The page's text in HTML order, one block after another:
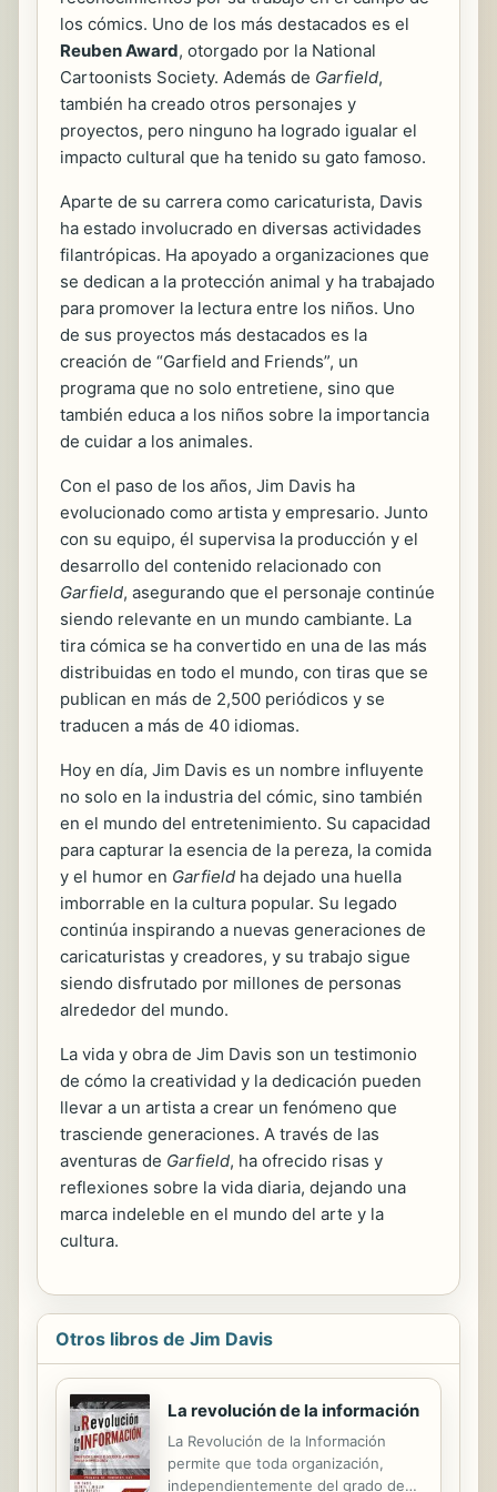
los cómics. Uno de los más destacados es el
Reuben Award, otorgado por la National
Cartoonists Society. Además de Garfield,
también ha creado otros personajes y
proyectos, pero ninguno ha logrado igualar el
impacto cultural que ha tenido su gato famoso.
Aparte de su carrera como caricaturista, Davis
ha estado involucrado en diversas actividades
filantrópicas. Ha apoyado a organizaciones que
se dedican a la protección animal y ha trabajado
para promover la lectura entre los niños. Uno
de sus proyectos más destacados es la
creación de “Garfield and Friends”, un
programa que no solo entretiene, sino que
también educa a los niños sobre la importancia
de cuidar a los animales.
Con el paso de los años, Jim Davis ha
evolucionado como artista y empresario. Junto
con su equipo, él supervisa la producción y el
desarrollo del contenido relacionado con
Garfield, asegurando que el personaje continúe
siendo relevante en un mundo cambiante. La
tira cómica se ha convertido en una de las más
distribuidas en todo el mundo, con tiras que se
publican en más de 2,500 periódicos y se
traducen a más de 40 idiomas.
Hoy en día, Jim Davis es un nombre influyente
no solo en la industria del cómic, sino también
en el mundo del entretenimiento. Su capacidad
para capturar la esencia de la pereza, la comida
y el humor en Garfield ha dejado una huella
imborrable en la cultura popular. Su legado
continúa inspirando a nuevas generaciones de
caricaturistas y creadores, y su trabajo sigue
siendo disfrutado por millones de personas
alrededor del mundo.
La vida y obra de Jim Davis son un testimonio
de cómo la creatividad y la dedicación pueden
llevar a un artista a crear un fenómeno que
trasciende generaciones. A través de las
aventuras de Garfield, ha ofrecido risas y
reflexiones sobre la vida diaria, dejando una
marca indeleble en el mundo del arte y la
cultura.
Otros libros de Jim Davis
La revolución de la información
La Revolución de la Información
permite que toda organización,
independientemente del grado de